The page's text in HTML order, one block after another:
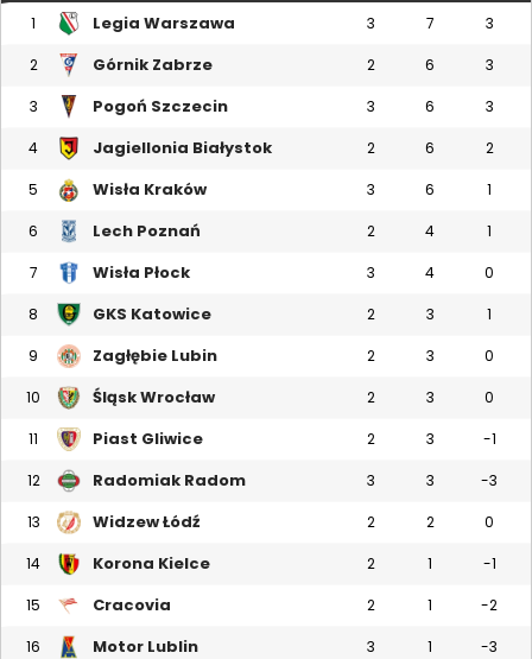
1 Legia Warszawa 3 7 3
2 Górnik Zabrze 2 6 3
3 Pogoń Szczecin 3 6 3
4 Jagiellonia Białystok 2 6 2
5 Wisła Kraków 3 6 1
6 Lech Poznań 2 4 1
7 Wisła Płock 3 4 0
8 GKS Katowice 2 3 1
9 Zagłębie Lubin 2 3 0
10 Śląsk Wrocław 2 3 0
11 Piast Gliwice 2 3 -1
12 Radomiak Radom 3 3 -3
13 Widzew Łódź 2 2 0
14 Korona Kielce 2 1 -1
15 Cracovia 2 1 -2
16 Motor Lublin 3 1 -3